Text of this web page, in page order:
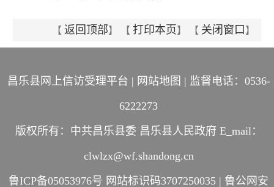
【返回顶部】 【打印本页】 【 关闭窗口 】
昌乐县网上信访受理平台 | 网站地图 | 监督电话：0536-
6222273
版权所有：中共昌乐县委 昌乐县人民政府 E_mail：
clwlzx@wf.shandong.cn
鲁ICP备05053976号 网站标识码3707250035 | 鲁公网安